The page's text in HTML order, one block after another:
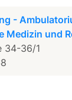
-
Medizin und
34-36/1